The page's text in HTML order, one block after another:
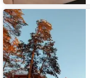
Санаторий
Ингала